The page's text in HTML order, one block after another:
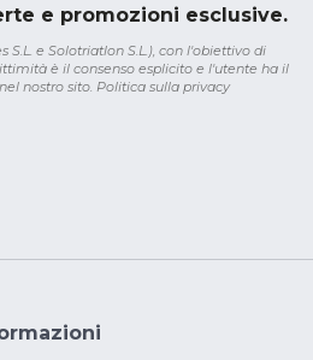
e promozioni esclusive.
e Solotriatlon S.L.), con l'obiettivo di
è il consenso esplicito e l'utente ha il
nostro sito. Politica sulla privacy